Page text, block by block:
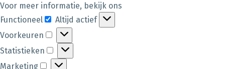
Voor meer informatie, bekijk ons
Functioneel
Altijd actief
Voorkeuren
Statistieken
Marketing